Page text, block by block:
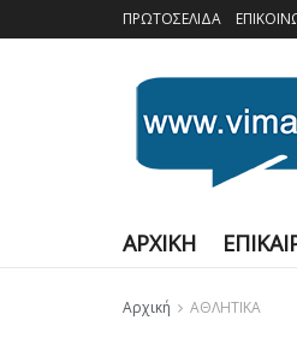
ΠΡΩΤΟΣΕΛΙΔΑ
ΑΡΧΙΚΗ
Αρχική ΑΘΛΗΤΙΚΑ